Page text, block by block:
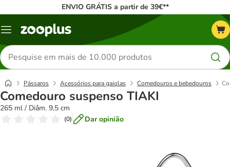
ENVIO GRÁTIS a partir de 39€**
Menu
Pesquisar
produtos
Pássaros Acessórios para gaiolas Comedouros e bebedouros
Comedouro suspenso TIAKI
265 ml / Diâm. 9,5 cm
(0) Dar opinião